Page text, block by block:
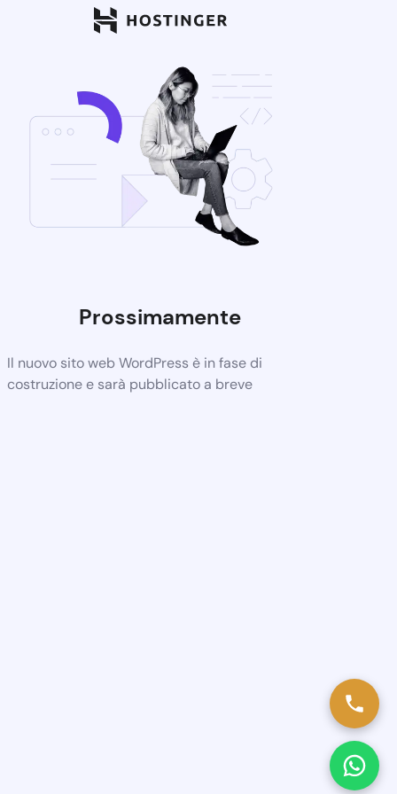
Prossimamente
Il nuovo sito web WordPress è in fase di
costruzione e sarà pubblicato a breve